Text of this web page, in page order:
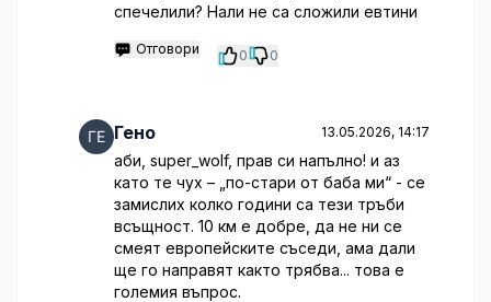
спечелили? Нали не са сложили евтини
Отговори 0 0
Гено 13.05.2026, 14:17
аби, super_wolf, прав си напълно! и аз
като те чух – „по-стари от баба ми“ - се
замислих колко години са тези тръби
всъщност. 10 км е добре, да не ни се
смеят европейските съседи, ама дали
ще го направят както трябва... това е
големия въпрос.